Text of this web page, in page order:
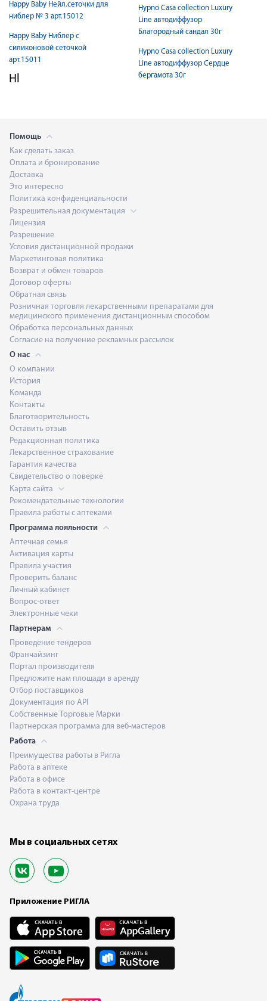
Happy Baby Нейл.сеточки для
ниблер № 3 арт.15012
Happy Baby Ниблер с
силиконовой сеточкой
арт.15011
Hl
Hypno Casa collection Luxury
Line автодиффузор
Благородный сандал 30г
Hypno Casa collection Luxury
Line автодиффузор Сердце
бергамота 30г
Помощь
Как сделать заказ
Оплата и бронирование
Доставка
Это интересно
Политика конфиденциальности
Разрешительная документация
Лицензия
Разрешение
Условия дистанционной продажи
Маркетинговая политика
Возврат и обмен товаров
Договор оферты
Обратная связь
Розничная торговля лекарственными препаратами для
медицинского применения дистанционным способом
Обработка персональных данных
Согласие на получение рекламных рассылок
О нас
О компании
История
Команда
Контакты
Благотворительность
Оставить отзыв
Редакционная политика
Лекарственное страхование
Гарантия качества
Свидетельство о поверке
Карта сайта
Рекомендательные технологии
Правила работы с аптеками
Программа лояльности
Аптечная семья
Активация карты
Правила участия
Проверить баланс
Личный кабинет
Вопрос-ответ
Электронные чеки
Партнерам
Проведение тендеров
Франчайзинг
Портал производителя
Предложите нам площади в аренду
Отбор поставщиков
Документация по API
Собственные Торговые Марки
Партнерская программа для веб-мастеров
Работа
Преимущества работы в Ригла
Работа в аптеке
Работа в офисе
Работа в контакт-центре
Охрана труда
Мы в социальных сетях
Приложение РИГЛА